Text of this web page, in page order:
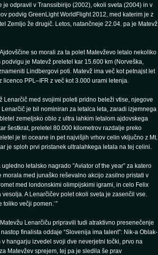
je odpravil v Transsibirijo (2002), okoli sveta (2004) in v
podvig GreenLight WorldFlight 2012, med katerim je z
Zemljo že drugič. Letos, natančneje 22.04. pa je Matevž
so morali za ta polet Matevževo letalo nekoliko
je Matevž preletel kar 15.600 km (Norveška,
Lindbergovi poti. Matevž ima več kot petnajst let
PPL–IFR z več kot 3.000 urami letenja.
Lenarčič med svojimi poleti pridno beleži vtise, njegove
je bil nominiran za letalca leta, zaradi izjemnega
zemeljsko oblo z ultra lahkim letalom ajdovskega
šestkrat, preletel 80.000 kilometrov razdalje preko
je tri oceane in pet najvišjih vrhov celin vključno z Mt.
je sploh prvi pristanek ultralahkega letala na tej celini.
letalsko nagrado ”Aviator of the year” za katero
med junaško reševalno akcijo zasilno pristati v
med londonskimi olimpijskimi igrami, in celo Felix
A Lenarčičev polet okoli sveta je zasenčil vse.
večji pomen.¨”
Lenarčiču pripravili tudi atraktivno presenečenje
finalista oddaje “Slovenija ima talent”: Nik-a Oblak-
hangarju izvedel svoji dve neverjetni točki, prvo na
Matevžev sprejem, tej pa je sledila še prav